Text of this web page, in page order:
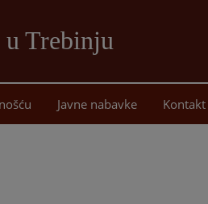
Trebinju
sadržaj
Javne nabavke Kontakt